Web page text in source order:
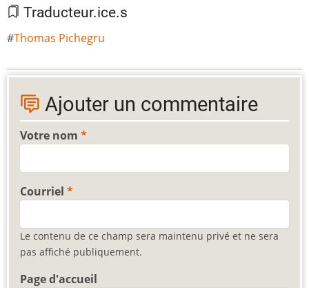
Traducteur.ice.s
Thomas Pichegru
Ajouter un commentaire
Votre nom
Courriel
Le contenu de ce champ sera maintenu privé et ne sera
pas affiché publiquement.
Page d'accueil